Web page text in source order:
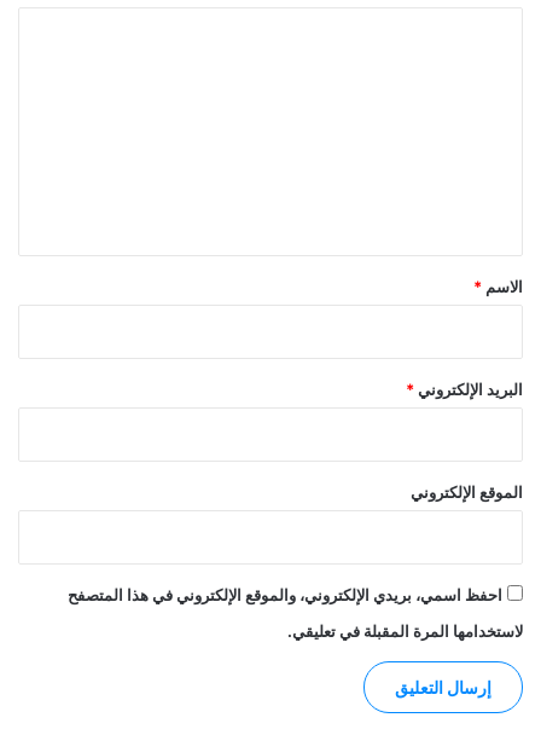
*
الاسم *
البريد الإلكتروني *
الموقع الإلكتروني
احفظ اسمي، بريدي الإلكتروني، والموقع الإلكتروني في هذا المتصفح
لاستخدامها المرة المقبلة في تعليقي.